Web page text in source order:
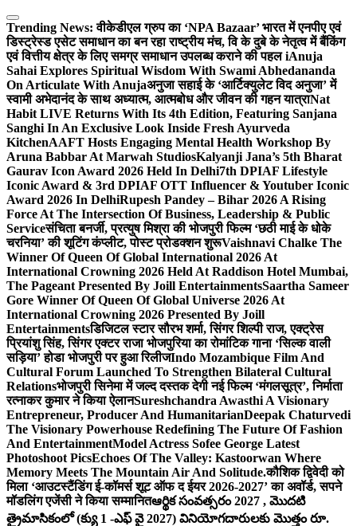
Skip
to
content
Trending News: वीकेडीएल ग्रुप का ‘NPA Bazaar’ भारत में एनपीए एवं
डिस्ट्रेस्ड एसेट समाधान का बन रहा राष्ट्रीय मंच, वि के दुबे के नेतृत्व में बैंकिंग
एवं वित्तीय क्षेत्र के लिए समग्र समाधान उपलब्ध कराने की पहल iAnuja
Sahai Explores Spiritual Wisdom With Swami Abhedananda
On Articulate With Anujaअनुजा सहाई के ‘आर्टिक्युलेट विद अनुजा’ में
स्वामी अभेदानंद के साथ अध्यात्म, आत्मबोध और जीवन की गहन यात्राNat
Habit LIVE Returns With Its 4th Edition, Featuring Sanjana
Sanghi In An Exclusive Look Inside Fresh Ayurveda
KitchenAAFT Hosts Engaging Mental Health Workshop By
Aruna Babbar At Marwah StudiosKalyanji Jana’s 5th Bharat
Gaurav Icon Award 2026 Held In Delhi7th DPIAF Lifestyle
Iconic Award & 3rd DPIAF OTT Influencer & Youtuber Iconic
Award 2026 In DelhiRupesh Pandey – Bihar 2026 A Rising
Force At The Intersection Of Business, Leadership & Public
Serviceसंचिता बनर्जी, प्रत्युष मिश्रा की भोजपुरी फिल्म ‘छठी माई के धोके
चरनिया’ की शूटिंग कंप्लीट, पोस्ट प्रोडक्शन शुरूVaishnavi Chalke The
Winner Of Queen Of Global International 2026 At
International Crowning 2026 Held At Raddison Hotel Mumbai,
The Pageant Presented By Joill EntertainmentsSaartha Sameer
Gore Winner Of Queen Of Global Universe 2026 At
International Crowning 2026 Presented By Joill
Entertainmentsडिजिटल स्टार सौरभ शर्मा, सिंगर शिल्पी राज, एक्ट्रेस
प्रियांशु सिंह, सिंगर एक्टर राजा भोजपुरिया का रोमांटिक गाना ‘सिल्क वाली
सड़िया’ होडा भोजपुरी पर हुआ रिलीजIndo Mozambique Film And
Cultural Forum Launched To Strengthen Bilateral Cultural
Relationsभोजपुरी सिनेमा में जल्द दस्तक देगी नई फिल्म ‘मंगलसूत्र’, निर्माता
रत्नाकर कुमार ने किया ऐलानSureshchandra Awasthi A Visionary
Entrepreneur, Producer And HumanitarianDeepak Chaturvedi
The Visionary Powerhouse Redefining The Future Of Fashion
And EntertainmentModel Actress Sofee George Latest
Photoshoot PicsEchoes Of The Valley: Kastoorwan Where
Memory Meets The Mountain Air And Solitude.कौशिक द्विवेदी को
मिला ‘आउटस्टैंडिंग ई-कॉमर्स शूट ऑफ द ईयर 2026-2027’ का अवॉर्ड, सपने
मॉडलिंग एजेंसी ने किया सम्मानितఆర్థిక సంవత్సరం 2027 , మొదటి
త్రైమాసికంలో (క్యు 1 -ఎఫ్ వై 2027) వినియోగదారులకు మొత్తం రూ.